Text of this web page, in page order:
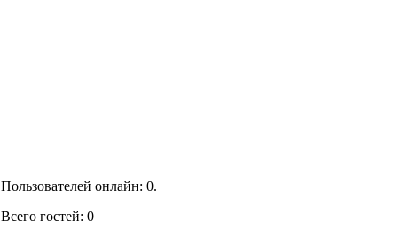
Пользователей онлайн: 0.
Всего гостей: 0